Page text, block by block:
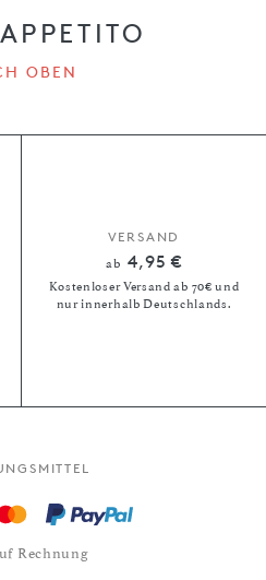
OBEN
VERSAND
ab 4,95 €
Kostenloser Versand ab 70€ und
nur innerhalb Deutschlands.
Rechnung